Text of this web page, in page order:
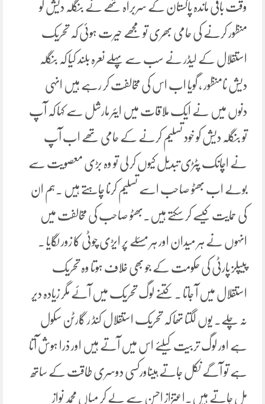
وقت باقی ماندہ پاکستان کے سربراہ تھے نے بنگلہ دیش کو
منظور کرنے کی حامی بھری تو مجھے حیرت ہوئی کہ تحریک
استقلال کے لیڈر نے سب سے پہلے نعرہ بلند کیا کہ بنگلہ
دیش نامنظور ، گویا اب اس کی مخالفت کر رہے ہیں انہی
دنوں میں نے ایک ملاقات میں ایئر مارشل سے کہا کہ آپ
تو بنگلہ دیش کو خود تسلیم کرنے کے حامی تھے اب آپ
نے اچانک پٹڑی تبدیل کیوں کر لی تو وہ بڑی معصویت سے
بولے اب بھٹو صاحب اسے تسلیم کرنا چاہتے ہیں ۔ہم ان
کی حمایت کیسے کر سکتے ہیں۔بھٹو صاحب کی مخالفت میں
انہوں نے ہر میدان اور ہر مسئلے پر ایڑی چوٹی کا زور لگایا ۔
پیپلز پارٹی کی حکومت کے جو بھی خلاف ہوتا وہ تحریک
استقلال میں آ جاتا ۔ کتنے لوگ تحریک میں آئے مگر زیادہ دیر
نہ چلے۔ یوں لگتا تھا کہ تحریک استقلال کنڈ ر گارٹن سکول
ہے اور لوگ تربیت کیلئے اس میں آتے ہیں اور ذرا ہوش آتا
ہے تو آگے نکل جاتے ہیںاورکسی دوسری طاقت کے ساتھ
مل جاتے ہیں۔اعتزاز احسن سے لے کر میاں محمد نواز